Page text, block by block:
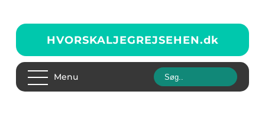
HVORSKALJEGREJSEHEN.dk
Menu